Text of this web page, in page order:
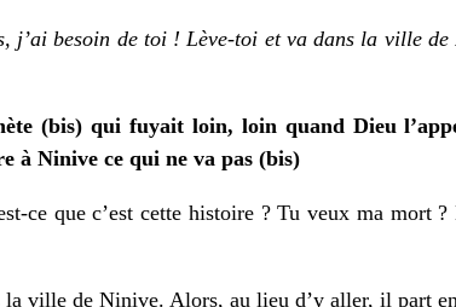
j’ai besoin de toi ! Lève-toi et va dans la ville de
(bis) qui fuyait loin, loin quand Dieu
à Ninive ce qui ne va pas (bis)
ce que c’est cette histoire ? Tu veux ma mort
la ville de Ninive. Alors, au lieu d’y aller, il part